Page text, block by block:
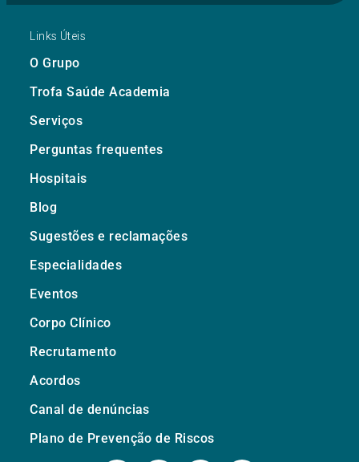
Links Úteis
O Grupo
Trofa Saúde Academia
Serviços
Perguntas frequentes
Hospitais
Blog
Sugestões e reclamações
Especialidades
Eventos
Corpo Clínico
Recrutamento
Acordos
Canal de denúncias
Plano de Prevenção de Riscos